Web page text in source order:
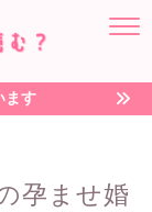
ます
孕ませ婚